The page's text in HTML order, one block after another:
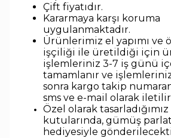
Çift fiyatıdır.
Kararmaya karşı koruma
uygulanmaktadır.
Ürünlerimiz el yapımı ve
işçiliği ile üretildiği için
işlemleriniz 3-7 iş günü
tamamlanır ve
sonra kargo takip
sms ve e-mail olarak
Özel olarak
kutularında, gümüş
hediyesiyle